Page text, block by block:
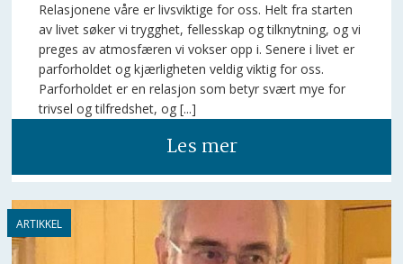
Relasjonene våre er livsviktige for oss. Helt fra starten
av livet søker vi trygghet, fellesskap og tilknytning, og vi
preges av atmosfæren vi vokser opp i. Senere i livet er
parforholdet og kjærligheten veldig viktig for oss.
Parforholdet er en relasjon som betyr svært mye for
trivsel og tilfredshet, og [...]
Les mer